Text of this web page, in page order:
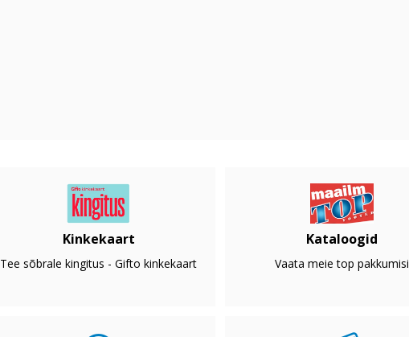
Kinkekaart
Tee sõbrale kingitus - Gifto kinkekaart
Kataloogid
Vaata meie top pakkumisi